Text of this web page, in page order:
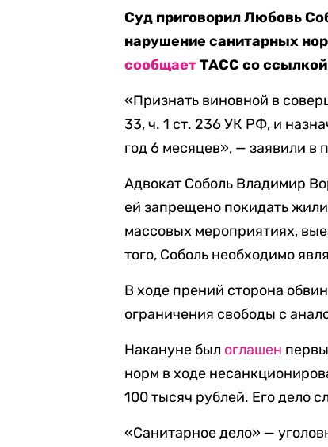
Суд приговорил Любовь
нарушение санитарных
сообщаетТАСС со
«Признать виновной в
33, ч. 1 ст. 236 УК РФ, и
год 6 месяцев», — заявили в
Адвокат Соболь Владимир
ей запрещено покидать
массовых мероприятиях,
того, Соболь необходимо
В ходе прений сторона
ограничения свободы с
Накануне был оглашен
норм в ходе
100 тысяч рублей. Его дело
«Санитарное дело» —